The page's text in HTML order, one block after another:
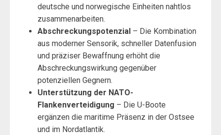
deutsche und norwegische Einheiten nahtlos
zusammenarbeiten.
Abschreckungspotenzial – Die Kombination
aus moderner Sensorik, schneller Datenfusion
und präziser Bewaffnung erhöht die
Abschreckungswirkung gegenüber
potenziellen Gegnern.
Unterstützung der NATO-
Flankenverteidigung – Die U-Boote
ergänzen die maritime Präsenz in der Ostsee
und im Nordatlantik.